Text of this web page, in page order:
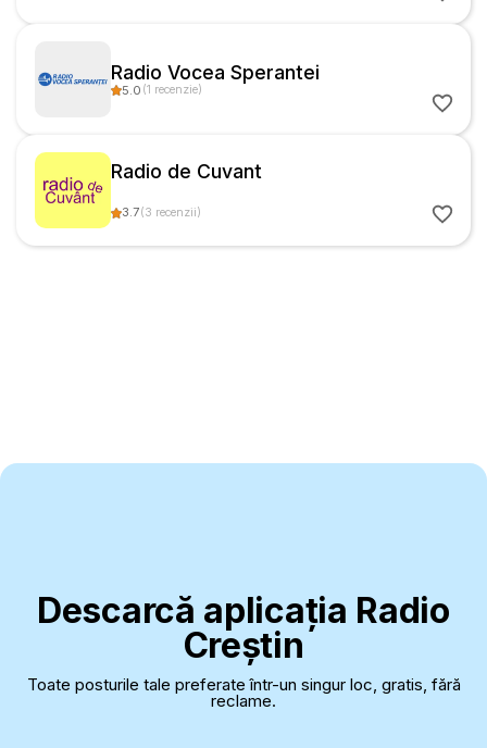
Radio Vocea Sperantei
5.0 (1 recenzie)
Radio de Cuvant
3.7(3 recenzii)
Descarcă aplicația Radio
Creștin
Toate posturile tale preferate într-un singur loc, gratis, fără
reclame.